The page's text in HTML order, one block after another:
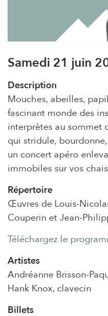
Samedi 21 juin
Description
Mouches, abeilles,
fascinant monde des
interprètes au sommet
qui stridule,
un concert apéro
immobiles sur vos
Répertoire
Œuvres de Louis-
Couperin et Jean-
Téléchargez le
Artistes
Andréanne Brisson-
Hank Knox, clavecin
Billets